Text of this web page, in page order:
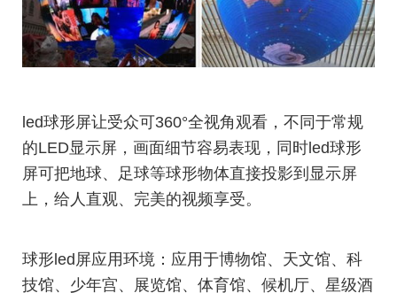
led球形屏让受众可360°全视角观看，不同于常规
的LED显示屏，画面细节容易表现，同时led球形
屏可把地球、足球等球形物体直接投影到显示屏
上，给人直观、完美的视频享受。
球形led屏应用环境：应用于博物馆、天文馆、科
技馆、少年宫、展览馆、体育馆、候机厅、星级酒